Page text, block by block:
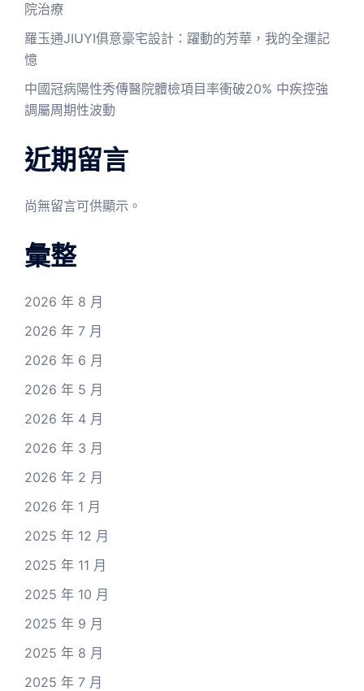
院治療
羅玉通JIUYI俱意豪宅設計：躍動的芳華，我的全運記
憶
中國冠病陽性秀傳醫院體檢項目率衝破20% 中疾控強
調屬周期性波動
近期留言
尚無留言可供顯示。
彙整
2026 年 8 月
2026 年 7 月
2026 年 6 月
2026 年 5 月
2026 年 4 月
2026 年 3 月
2026 年 2 月
2026 年 1 月
2025 年 12 月
2025 年 11 月
2025 年 10 月
2025 年 9 月
2025 年 8 月
2025 年 7 月